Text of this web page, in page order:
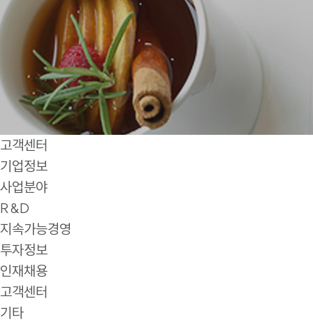
고객센터
기업정보
사업분야
R&D
지속가능경영
투자정보
인재채용
고객센터
기타